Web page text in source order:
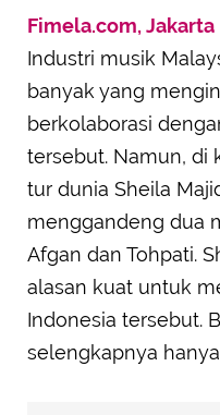
Fimela.com, Jakarta
Industri musik
banyak yang
berkolaborasi
tersebut. Namun, di
tur dunia Sheila
menggandeng dua
Afgan dan Tohpati.
alasan kuat untuk
Indonesia tersebut.
selengkapnya